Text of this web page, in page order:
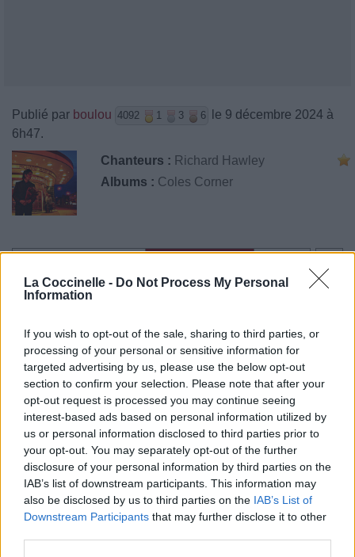
La Coccinelle - Do Not Process My Personal
Information
If you wish to opt-out of the sale, sharing to third parties, or
processing of your personal or sensitive information for
targeted advertising by us, please use the below opt-out
section to confirm your selection. Please note that after your
opt-out request is processed you may continue seeing
interest-based ads based on personal information utilized by
us or personal information disclosed to third parties prior to
your opt-out. You may separately opt-out of the further
disclosure of your personal information by third parties on the
IAB’s list of downstream participants. This information may
also be disclosed by us to third parties on the IAB’s List of
Downstream Participants that may further disclose it to other
Publié par boulou 4092 1 3 6
le 9 décembre 2024 à
6h47.
Chanteurs : Richard Hawley
Albums : Coles Corner
Commentaires
Pour prolonger le plaisir musical :
Vous aimez chanter, apprenez la guitare chez
Télécharger légalement les MP3 sur
Télécharger légalement les MP3 ou trouver le CD sur
Trouver des vinyles et des CD sur
Trouver un instrument de musique ou une partition au
meilleur prix sur